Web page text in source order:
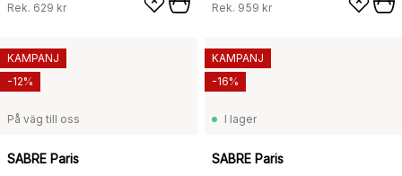
Rek. 629 kr Rek. 959 kr
På väg till oss
SABRE Paris
KAMPANJ
-12%
I lager
SABRE Paris
KAMPANJ
-16%